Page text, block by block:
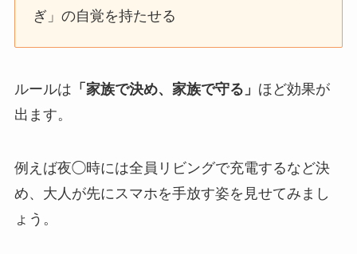
ぎ」の自覚を持たせる
ルールは 「家族で決め、家族で守る」 ほど効果が
出ます。
例えば夜◯時には全員リビングで充電するなど決
め、大人が先にスマホを手放す姿を見せてみまし
ょう。